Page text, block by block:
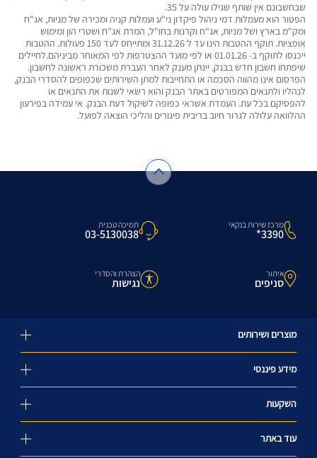
שבחשבונם אין שותף שגילו עולה על 35.
הפטור הוא מעמלות דמי ניהול פיקדון ני"ע ועמלות קניה ומכירה של מניות, אג"ח
ומק"מ בארץ ושל מניות, אג"ח וקרנות בחו"ל, המרת אג"ח ושטרי הון ומימוש
אופציות. תוקף ההטבות הינו עד ל 31.12.26 ומתייחס לעד 150 פעולות.
ההטבות
ייכנסו לתוקף ב- 01.01.26 או לפי מועד ההצטרפות לפי המאוחר מביניהם
.לחיילים
שיפתחו חשבון חדש בבנק, יינתן מענק לאחר העברת משכורת ראשונה לחשבון.
הפרסום אינו מהווה הסכמה או התחייבות למתן השירותים שכפופים להסדרי הבנק,
לנהליו ולתנאים המפורטים באתר הבנק והוא רשאי לשנות את התנאים או
להפסיקם בכל עת. העמדת אשראי כפופה לשיקול דעת הבנק. אי עמידה בפירעון
ההלוואה עלולה לגרור חיוב בריבית פיגורים והליכי הוצאה לפועל.
מרכז שירות בנקאי
3390*
תמיכה טכנית
03-5130038
איתור
סניפים
הצהרת והסדרי
נגישות
מוצרים ושירותים
מידע פיננסי
השקעות
עוד באתר